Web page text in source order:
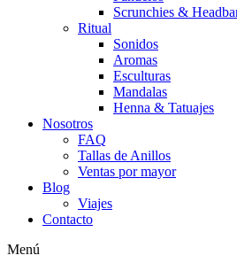
Scrunchies &
Ritual
Sonidos
Aromas
Esculturas
Mandalas
Henna & Tatuajes
Nosotros
FAQ
Tallas de Anillos
Ventas por mayor
Blog
Viajes
Contacto
Menú